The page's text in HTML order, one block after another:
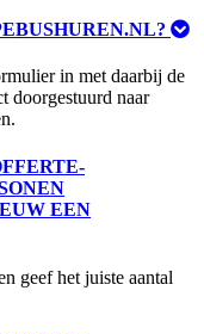
in met daarbij de
doorgestuurd naar
EEN
geef het juiste aantal